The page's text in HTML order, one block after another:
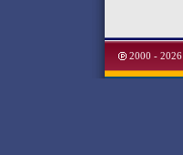
2000 - 2026